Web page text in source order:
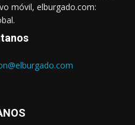
móvil, elburgado.com: